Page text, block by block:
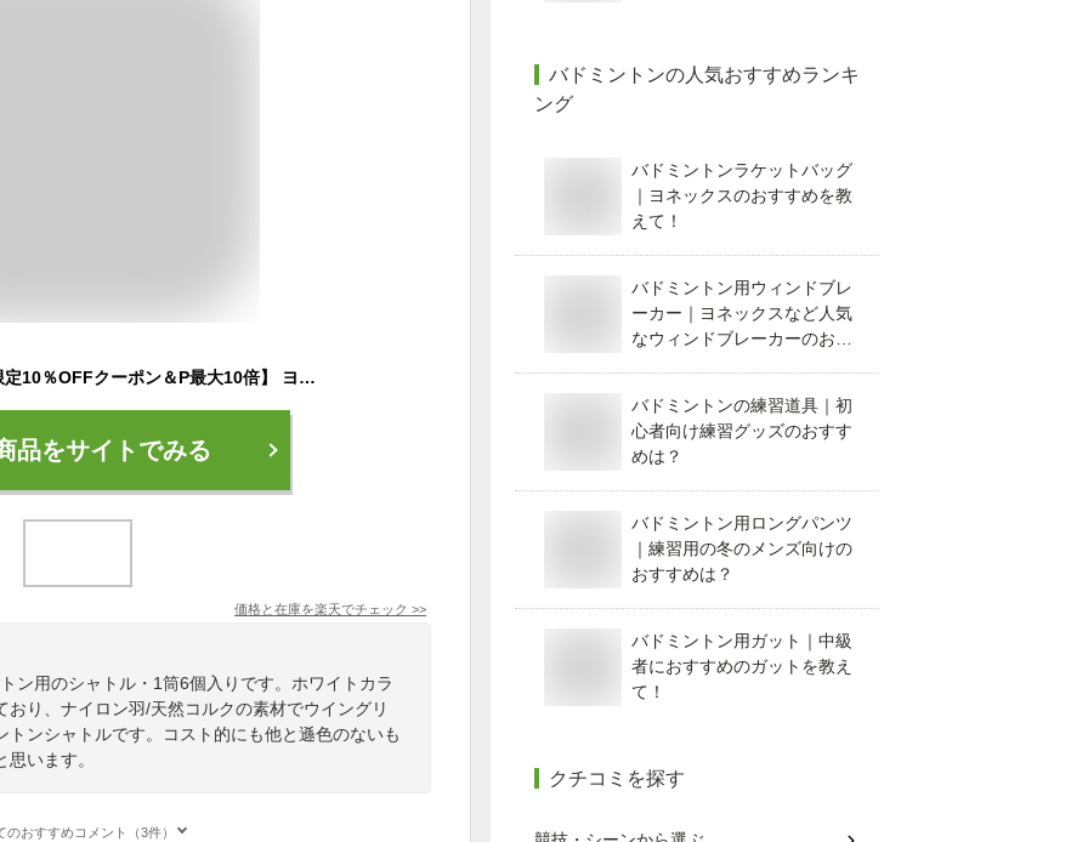
【3月30日まで 商品限定10％OFFクーポン＆P最大10倍】 ヨネックス YONEX バドミントン メイビス2000P 1筒6個入り MAVIS2000 ナイロンシャトル M-2000P シャトル 羽 ナイロン羽 ウィングリブ構造 飛行性重視 M2000P 000
品をサイトでみる
価格と在庫を楽天でチェック >>
ン用のシャトル・1筒6個入りです。ホワイトカラ
り、ナイロン羽/天然コルクの素材でウイングリ
ンシャトルです。コスト的にも他と遜色のないも
います。
のおすすめコメント（3件）
バドミントンの人気おすすめランキ
ング
バドミントンラケットバッグ
｜ヨネックスのおすすめを教
えて！
バドミントン用ウィンドブレ
ーカー｜ヨネックスなど人気
なウィンドブレーカーのおす
バドミントンの練習道具｜初
心者向け練習グッズのおすす
めは？
バドミントン用ロングパンツ
｜練習用の冬のメンズ向けの
おすすめは？
バドミントン用ガット｜中級
者におすすめのガットを教え
て！
クチコミを探す